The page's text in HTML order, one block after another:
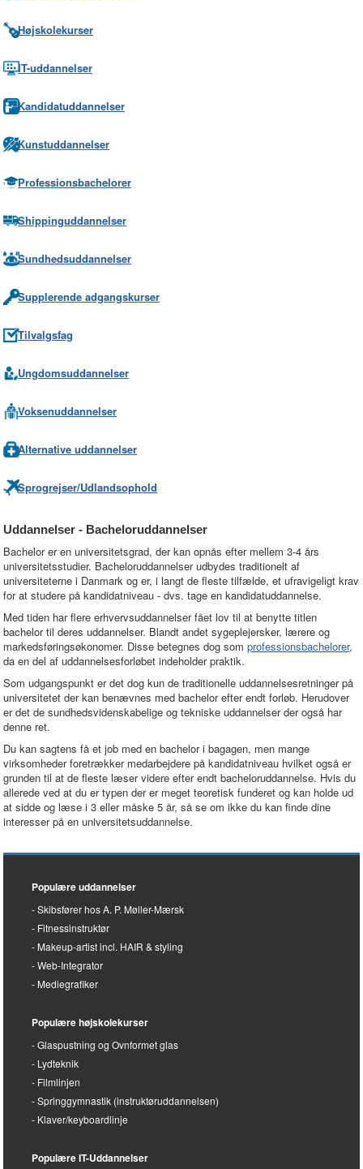
Højskolekurser
IT-uddannelser
Kandidatuddannelser
Kunstuddannelser
Professionsbachelorer
Shippinguddannelser
Sundhedsuddannelser
Supplerende adgangskurser
Tilvalgsfag
Ungdomsuddannelser
Voksenuddannelser
Alternative uddannelser
Sprogrejser/Udlandsophold
Uddannelser - Bacheloruddannelser
Bachelor er en universitetsgrad, der kan opnås efter mellem 3-4 års
universitetsstudier. Bacheloruddannelser udbydes traditionelt af
universiteterne i Danmark og er, i langt de fleste tilfælde, et ufravigeligt krav
for at studere på kandidatniveau - dvs. tage en kandidatuddannelse.
Med tiden har flere erhvervsuddannelser fået lov til at benytte titlen
bachelor til deres uddannelser. Blandt andet sygeplejersker, lærere og
markedsføringsøkonomer. Disse betegnes dog somprofessionsbachelorer,
da en del af uddannelsesforløbet indeholder praktik.
Som udgangspunkt er det dog kun de traditionelle uddannelsesretninger på
universitetet der kan benævnes med bachelor efter endt forløb. Herudover
er det de sundhedsvidenskabelige og tekniske uddannelser der også har
denne ret.
Du kan sagtens få et job med en bachelor i bagagen, men mange
virksomheder foretrækker medarbejdere på kandidatniveau hvilket også er
grunden til at de fleste læser videre efter endt bacheloruddannelse. Hvis du
allerede ved at du er typen der er meget teoretisk funderet og kan holde ud
at sidde og læse i 3 eller måske 5 år, så se om ikke du kan finde dine
interesser på en universitetsuddannelse.
Populære uddannelser
Skibsfører hos A. P. Møller-Mærsk
Fitnessinstruktør
Makeup-artist incl. HAIR & styling
Web-Integrator
Mediegrafiker
Populære højskolekurser
Glaspustning og Ovnformet glas
Lydteknik
Filmlinjen
Springgymnastik (instruktøruddannelsen)
Klaver/keyboardlinje
Populære IT-Uddannelser